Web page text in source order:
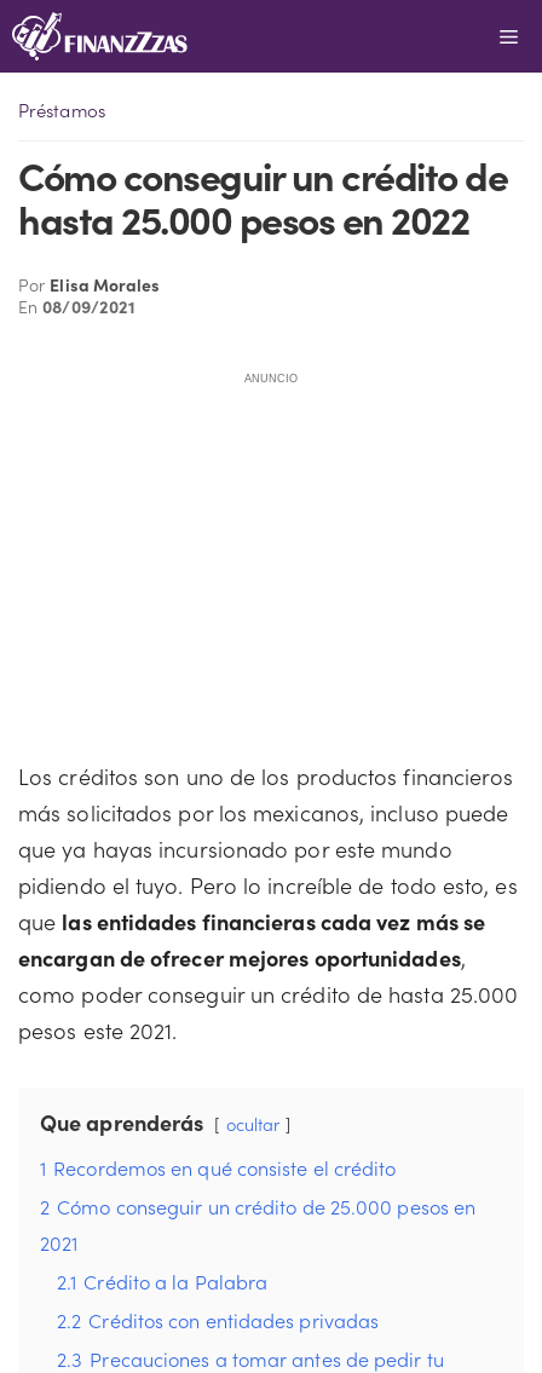
Saltar
al
Préstamos
Cómo conseguir un crédito de
hasta 25.000 pesos en 2022
Por Elisa Morales
En08/09/2021
ANUNCIO
Los créditos son uno de los productos financieros
más solicitados por los mexicanos, incluso puede
que ya hayas incursionado por este mundo
pidiendo el tuyo. Pero lo increíble de todo esto, es
que las entidades financieras cada vez más se
encargan de ofrecer mejores oportunidades,
como poder conseguir un crédito de hasta 25.000
pesos este 2021.
Que aprenderás ocultar
1 Recordemos en qué consiste el crédito
2 Cómo conseguir un crédito de 25.000 pesos en
2021
2.1 Crédito a la Palabra
2.2 Créditos con entidades privadas
2.3 Precauciones a tomar antes de pedir tu